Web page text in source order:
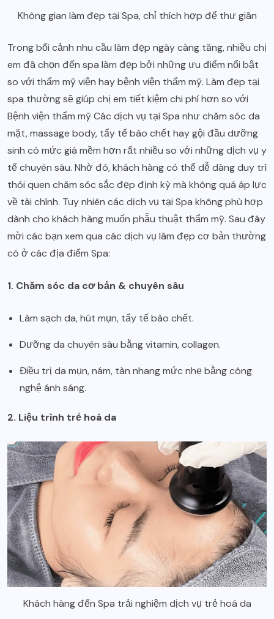
Không gian làm đẹp tại Spa, chỉ thích hợp để thư giãn
Trong bối cảnh nhu cầu làm đẹp ngày càng tăng, nhiều chị
em đã chọn đến spa làm đẹp bởi những ưu điểm nổi bật
so với thẩm mỹ viện hay bệnh viện thẩm mỹ. Làm đẹp tại
spa thường sẽ giúp chị em tiết kiệm chi phí hơn so với
Bệnh viện thẩm mỹ Các dịch vụ tại Spa như chăm sóc da
mặt, massage body, tẩy tế bào chết hay gội đầu dưỡng
sinh có mức giá mềm hơn rất nhiều so với những dịch vụ y
tế chuyên sâu. Nhờ đó, khách hàng có thể dễ dàng duy trì
thói quen chăm sóc sắc đẹp định kỳ mà không quá áp lực
về tài chính. Tuy nhiên các dịch vụ tại Spa không phù hợp
dành cho khách hàng muốn phẫu thuật thẩm mỹ. Sau đây
mời các bạn xem qua các dịch vụ làm đẹp cơ bản thường
có ở các địa điểm Spa:
1. Chăm sóc da cơ bản & chuyên sâu
Làm sạch da, hút mụn, tẩy tế bào chết.
Dưỡng da chuyên sâu bằng vitamin, collagen.
Điều trị da mụn, nám, tàn nhang mức nhẹ bằng công
nghệ ánh sáng.
2. Liệu trình trẻ hoá da
Khách hàng đến Spa trải nghiệm dịch vụ trẻ hoá da